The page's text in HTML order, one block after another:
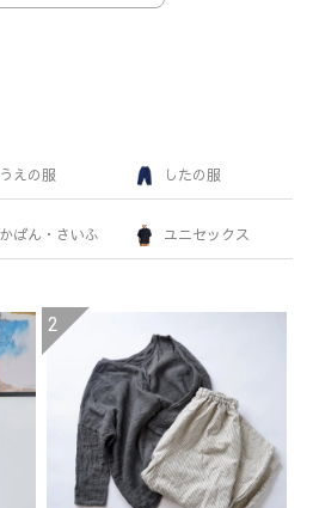
うえの服 したの服
かばん・さいふ ユニセックス